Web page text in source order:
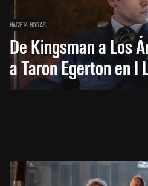
HACE 14 HORAS
De Kingsman a Los
a Taron Egerton en I